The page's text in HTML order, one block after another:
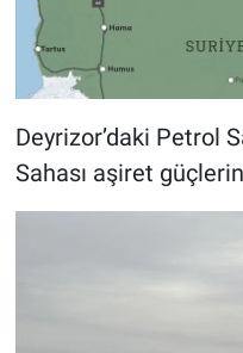
Deyrizor’daki Petrol
Sahası aşiret